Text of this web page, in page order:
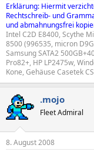
Erklärung: Hiermit
Rechtschreib- und
und abmahnungsfrei
Intel C2D E8400, Scythe
8500 (996535, micron
Samsung SATA2
Pro82+, HP LP2475w,
Kone, Gehäuse Casetek
.mojo
Fleet Admiral
8. August 2008